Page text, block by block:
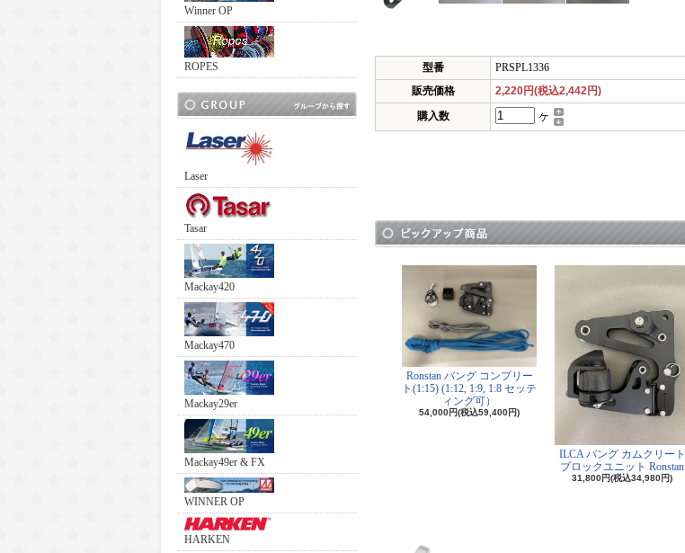
Winner OP
ROPES
Laser
Tasar
Mackay420
Mackay470
Mackay29er
Mackay49er & FX
WINNER OP
HARKEN
型番
PRSPL1336
販売価格
2,220円(税込2,442円)
購入数
ケ
Ronstan バング コンプリー
ト(1:15) (1:12, 1:9, 1:8 セッテ
ィング可）
54,000円(税込59,400円)
ILCA バング カムクリート
ブロックユニット Ronstan
31,800円(税込34,980円)